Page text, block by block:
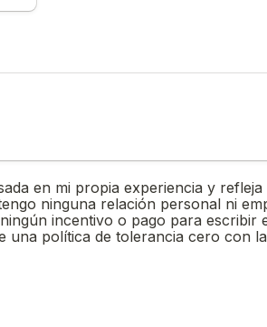
en mi propia experiencia y refleja
ninguna relación personal ni
incentivo o pago para escribir
una política de tolerancia cero con